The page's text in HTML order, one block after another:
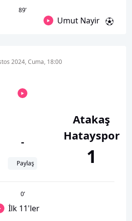
89’
Umut Nayir
2024, Cuma, 18:00
-
Paylaş
Atakaş
Hatayspor
1
0’
İlk 11'ler